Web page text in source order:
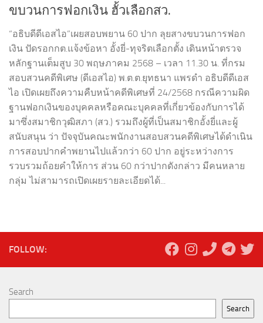
ขบวนการฟอกเงิน ฮั้วเลือกสว.
“อธิบดีดีเอสไอ”เผยสอบพยาน 60 ปาก ลุยสางขบวนการฟอก
เงิน ปัดรอกกต.แจ้งข้อหา อั้งยี่-ทุจริตเลือกตั้ง เดินหน้าตรวจ
หลักฐานเต็มสูบ 30 พฤษภาคม 2568 – เวลา 11.30 น. ที่กรม
สอบสวนคดีพิเศษ (ดีเอสไอ) พ.ต.ต.ยุทธนา แพรดำ อธิบดีดีเอส
ไอ เปิดเผยถึงความคืบหน้าคดีพิเศษที่ 24/2568 กรณีความผิด
ฐานฟอกเงินของบุคคลหรือคณะบุคคลที่เกี่ยวข้องกับการได้
มาซึ่งสมาชิกวุฒิสภา (สว.) รวมถึงผู้ที่เป็นสมาชิกอั้งยี่และผู้
สนับสนุน ว่า ปัจจุบันคณะพนักงานสอบสวนคดีพิเศษได้ดำเนิน
การสอบปากคำพยานไปแล้วกว่า 60 ปาก อยู่ระหว่างการ
รวบรวมถ้อยคำให้การ ส่วน 60 กว่าปากดังกล่าว มีคนหลาย
กลุ่ม ไม่สามารถเปิดเผยรายละเอียดได้...
FOLLOW:
Search
Search